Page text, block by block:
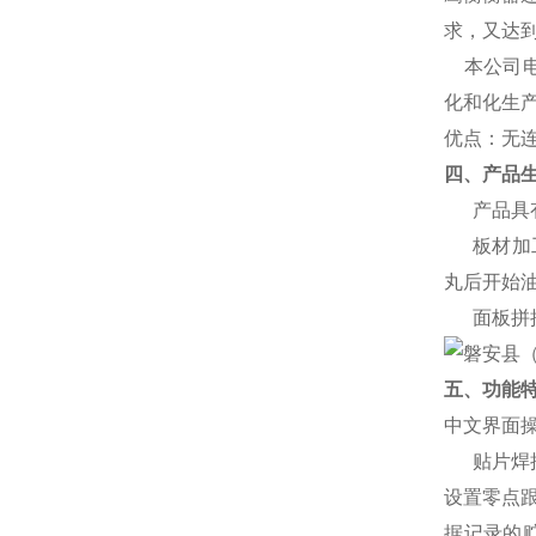
求，又达
本公司
化和化生
优点：无
四、产品
产品具
板材加
丸后开始
面板拼
五、功能
中文界面
贴片焊
设置零点